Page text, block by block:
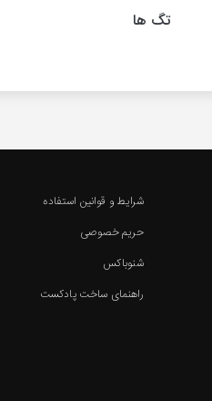
تگ ها
شرایط و قوانین استفاده
حریم خصوصی
شنوباکس
راهنمای ساخت پادکست